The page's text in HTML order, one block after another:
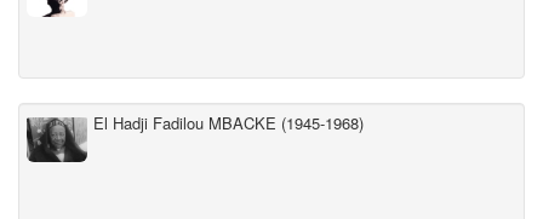
El Hadji Fadilou MBACKE (1945-1968)